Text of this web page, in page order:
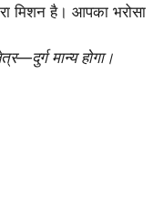
मिशन है। आपका भरोसा
मान्य होगा।